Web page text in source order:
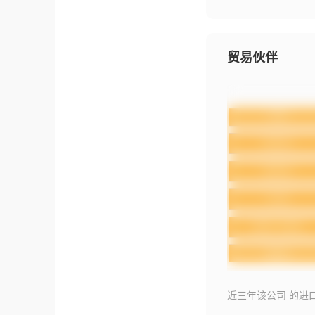
贸易伙伴
近三年该公司 的进